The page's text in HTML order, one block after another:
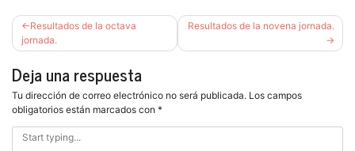
Navegación
de
entradas
Resultados de la octava
jornada.
Resultados de la novena jornada.
Deja una respuesta
Tu dirección de correo electrónico no será publicada. Los campos
obligatorios están marcados con *